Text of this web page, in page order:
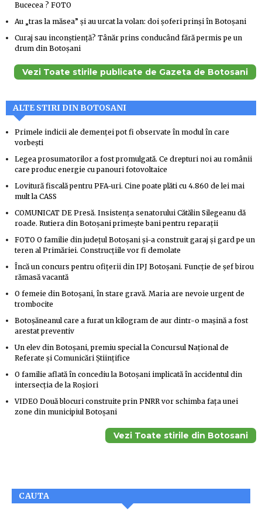
Bucecea ? FOTO
Au „tras la măsea” și au urcat la volan: doi șoferi prinși în Botoșani
Curaj sau inconștiență? Tânăr prins conducând fără permis pe un
drum din Botoșani
Vezi Toate stirile publicate de Gazeta de Botosani
ALTE STIRI DIN BOTOSANI
Primele indicii ale demenței pot fi observate în modul în care
vorbești
Legea prosumatorilor a fost promulgată. Ce drepturi noi au românii
care produc energie cu panouri fotovoltaice
Lovitură fiscală pentru PFA-uri. Cine poate plăti cu 4.860 de lei mai
mult la CASS
COMUNICAT DE Presă. Insistența senatorului Cătălin Silegeanu dă
roade. Rutiera din Botoșani primește bani pentru reparații
FOTO O familie din județul Botoșani și-a construit garaj și gard pe un
teren al Primăriei. Construcțiile vor fi demolate
Încă un concurs pentru ofițerii din IPJ Botoșani. Funcție de șef birou
rămasă vacantă
O femeie din Botoșani, în stare gravă. Maria are nevoie urgent de
trombocite
Botoșăneanul care a furat un kilogram de aur dintr-o mașină a fost
arestat preventiv
Un elev din Botoșani, premiu special la Concursul Național de
Referate și Comunicări Științifice
O familie aflată în concediu la Botoșani implicată în accidentul din
intersecția de la Roșiori
VIDEO Două blocuri construite prin PNRR vor schimba fața unei
zone din municipiul Botoșani
Vezi Toate stirile din Botosani
CAUTA